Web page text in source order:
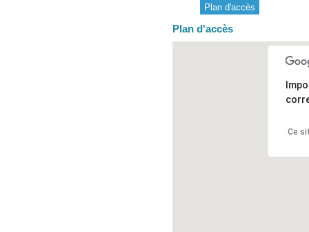
Plan d'accès
Plan d'accès
Ce